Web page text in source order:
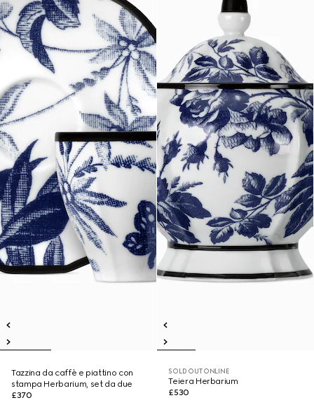
Tazzina da caffè e piattino con
stampa Herbarium, set da due
£370
SOLD OUT ONLINE
Teiera Herbarium
£530